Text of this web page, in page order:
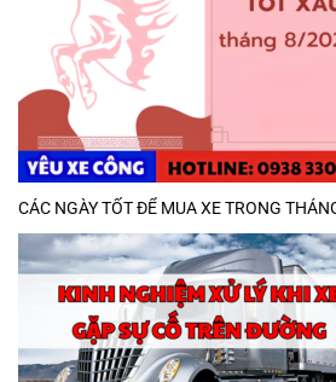
CÁC NGÀY TỐT ĐỂ MUA XE TRONG